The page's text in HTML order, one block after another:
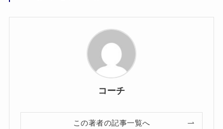
コーチ
この著者の記事一覧へ